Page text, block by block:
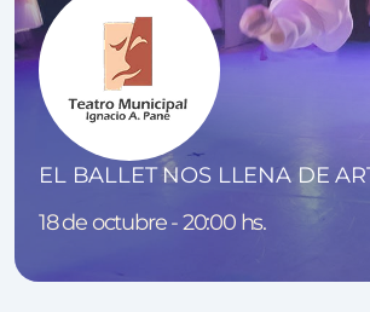
EL BALLET NOS LLENA DE
18 de octubre - 20:00 hs.